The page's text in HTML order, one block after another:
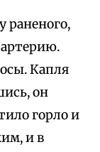
раненого,
Капля
он
горло и
и в